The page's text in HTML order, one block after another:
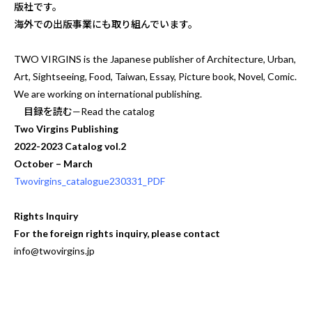
版社です。
海外での出版事業にも取り組んでいます。
TWO VIRGINS is the Japanese publisher of Architecture, Urban,
Art, Sightseeing, Food, Taiwan, Essay, Picture book, Novel, Comic.
We are working on international publishing.
目録を読む—Read the catalog
Two Virgins Publishing
2022-2023 Catalog vol.2
October – March
Twovirgins_catalogue230331_PDF
Rights Inquiry
For the foreign rights inquiry, please contact
info@twovirgins.jp